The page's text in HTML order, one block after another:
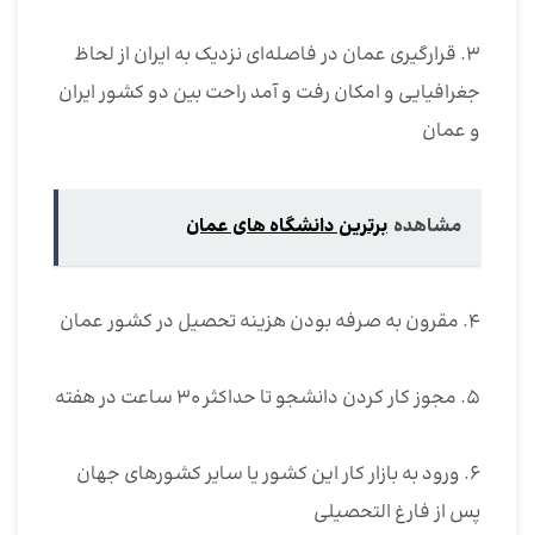
۳. قرارگیری عمان در فاصله‌ای نزدیک به ایران از لحاظ
جغرافیایی و امکان رفت و آمد راحت بین دو کشور ایران
و عمان
مشاهده برترین دانشگاه های عمان
۴. مقرون به صرفه بودن هزینه تحصیل در کشور عمان
۵. مجوز کار کردن دانشجو تا حداکثر ۳۰ ساعت در هفته
۶. ورود به بازار کار این کشور یا سایر کشورهای جهان
پس از فارغ التحصیلی